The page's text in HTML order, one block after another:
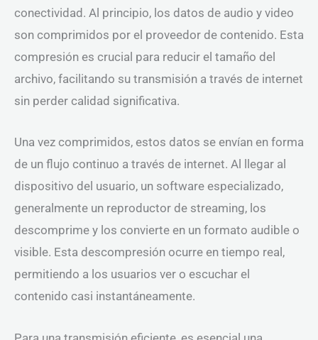
conectividad. Al principio, los datos de audio y video
son comprimidos por el proveedor de contenido. Esta
compresión es crucial para reducir el tamaño del
archivo, facilitando su transmisión a través de internet
sin perder calidad significativa.
Una vez comprimidos, estos datos se envían en forma
de un flujo continuo a través de internet. Al llegar al
dispositivo del usuario, un software especializado,
generalmente un reproductor de streaming, los
descomprime y los convierte en un formato audible o
visible. Esta descompresión ocurre en tiempo real,
permitiendo a los usuarios ver o escuchar el
contenido casi instantáneamente.